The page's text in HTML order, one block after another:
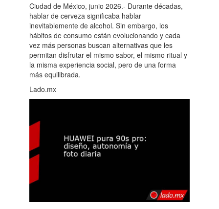
Ciudad de México, junio 2026.- Durante décadas,
hablar de cerveza significaba hablar
inevitablemente de alcohol. Sin embargo, los
hábitos de consumo están evolucionando y cada
vez más personas buscan alternativas que les
permitan disfrutar el mismo sabor, el mismo ritual y
la misma experiencia social, pero de una forma
más equilibrada.
Lado.mx